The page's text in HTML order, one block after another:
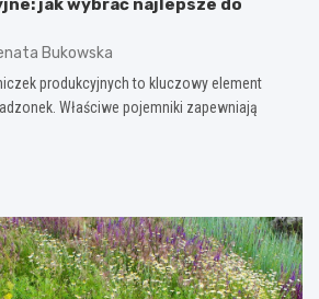
Bukowska
produkcyjnych to kluczowy element
Właściwe pojemniki zapewniają